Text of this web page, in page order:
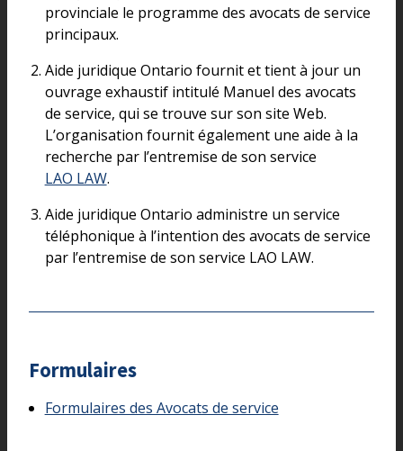
provinciale le programme des avocats de service
principaux.
Aide juridique Ontario fournit et tient à jour un
ouvrage exhaustif intitulé Manuel des avocats
de service, qui se trouve sur son site Web.
L’organisation fournit également une aide à la
recherche par l’entremise de son service
LAO LAW.
Aide juridique Ontario administre un service
téléphonique à l’intention des avocats de service
par l’entremise de son service LAO LAW.
Formulaires
Formulaires des Avocats de service